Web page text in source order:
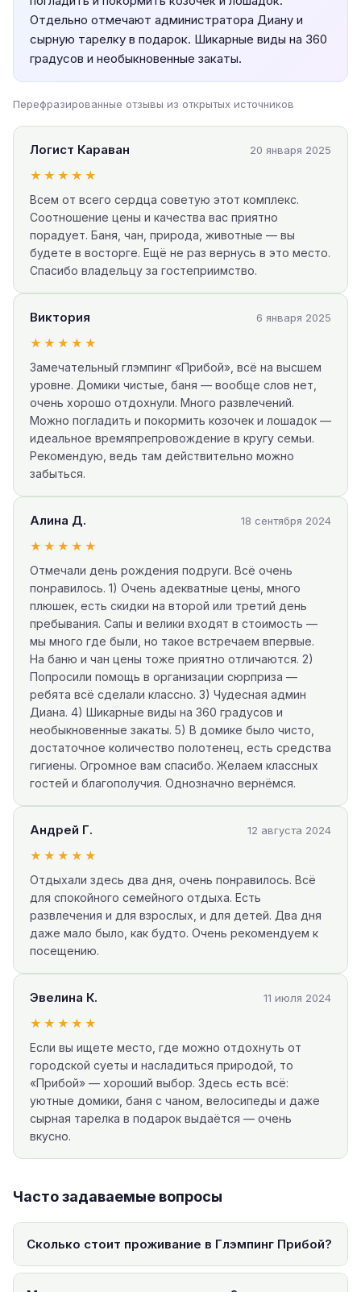
Отдельно отмечают администратора Диану и
сырную тарелку в подарок. Шикарные виды на 360
градусов и необыкновенные закаты.
Перефразированные отзывы из открытых источников
Логист Караван 20 января 2025
★★★★★
Всем от всего сердца советую этот комплекс.
Соотношение цены и качества вас приятно
порадует. Баня, чан, природа, животные — вы
будете в восторге. Ещё не раз вернусь в это место.
Спасибо владельцу за гостеприимство.
Виктория 6 января 2025
★★★★★
Замечательный глэмпинг «Прибой», всё на высшем
уровне. Домики чистые, баня — вообще слов нет,
очень хорошо отдохнули. Много развлечений.
Можно погладить и покормить козочек и лошадок —
идеальное времяпрепровождение в кругу семьи.
Рекомендую, ведь там действительно можно
забыться.
Алина Д. 18 сентября 2024
★★★★★
Отмечали день рождения подруги. Всё очень
понравилось. 1) Очень адекватные цены, много
плюшек, есть скидки на второй или третий день
пребывания. Сапы и велики входят в стоимость —
мы много где были, но такое встречаем впервые.
На баню и чан цены тоже приятно отличаются. 2)
Попросили помощь в организации сюрприза —
ребята всё сделали классно. 3) Чудесная админ
Диана. 4) Шикарные виды на 360 градусов и
необыкновенные закаты. 5) В домике было чисто,
достаточное количество полотенец, есть средства
гигиены. Огромное вам спасибо. Желаем классных
гостей и благополучия. Однозначно вернёмся.
Андрей Г. 12 августа 2024
★★★★★
Отдыхали здесь два дня, очень понравилось. Всё
для спокойного семейного отдыха. Есть
развлечения и для взрослых, и для детей. Два дня
даже мало было, как будто. Очень рекомендуем к
посещению.
Эвелина К. 11 июля 2024
★★★★★
Если вы ищете место, где можно отдохнуть от
городской суеты и насладиться природой, то
«Прибой» — хороший выбор. Здесь есть всё:
уютные домики, баня с чаном, велосипеды и даже
сырная тарелка в подарок выдаётся — очень
вкусно.
Часто задаваемые вопросы
Сколько стоит проживание в Глэмпинг Прибой?